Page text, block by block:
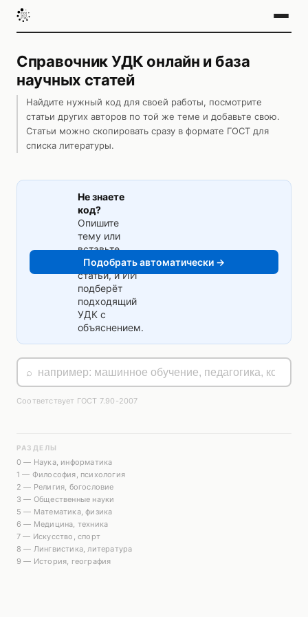
Справочник УДК онлайн и база
научных статей
Найдите нужный код для своей работы, посмотрите
статьи других авторов по той же теме и добавьте свою.
Статьи можно скопировать сразу в формате ГОСТ для
списка литературы.
Не знаете
код?
Опишите
тему или
вставьте
аннотацию
статьи, и ИИ
подберёт
подходящий
УДК с
объяснением.
Подобрать автоматически →
⌕
Соответствует ГОСТ 7.90-2007
РАЗДЕЛЫ
0 — Наука, информатика
1 — Философия, психология
2 — Религия, богословие
3 — Общественные науки
5 — Математика, физика
6 — Медицина, техника
7 — Искусство, спорт
8 — Лингвистика, литература
9 — История, география